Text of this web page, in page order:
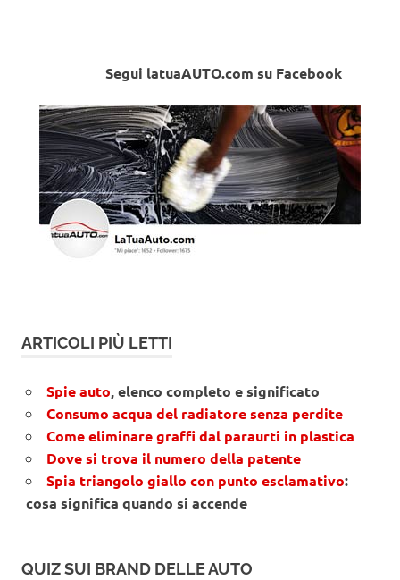
Segui latuaAUTO.com su Facebook
ARTICOLI PIÙ LETTI
Spie auto, elenco completo e significato
Consumo acqua del radiatore senza perdite
Come eliminare graffi dal paraurti in plastica
Dove si trova il numero della patente
Spia triangolo giallo con punto esclamativo:
cosa significa quando si accende
QUIZ SUI BRAND DELLE AUTO